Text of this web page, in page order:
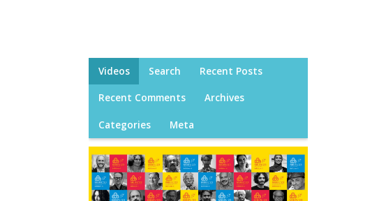
Videos Search Recent Posts
Recent Comments Archives
Categories Meta